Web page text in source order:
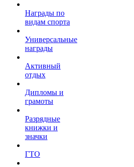
Награды по
видам спорта
Универсальные
награды
Активный
отдых
Дипломы и
грамоты
Разрядные
книжки и
значки
ГТО